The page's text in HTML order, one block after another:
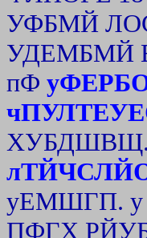
УФБМЙ
УДЕМБМЙ
пФ
ХУБДШВЩ.
уЕМШГП.
ПФГХ